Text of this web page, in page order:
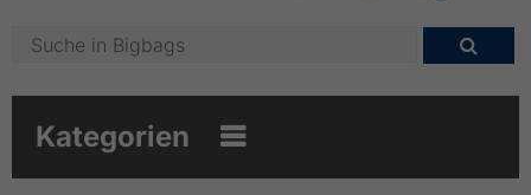

Kategorien 